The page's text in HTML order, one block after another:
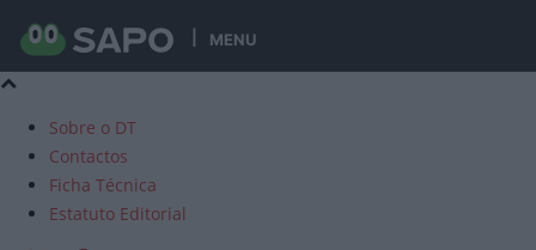
MENU
Sobre o DT
Contactos
Ficha Técnica
Estatuto Editorial